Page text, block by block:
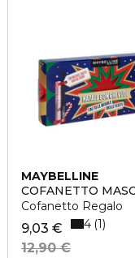
MAYBELLINE
COFANETTO
Cofanetto Regalo
9,03 €
12,90 €
4 1